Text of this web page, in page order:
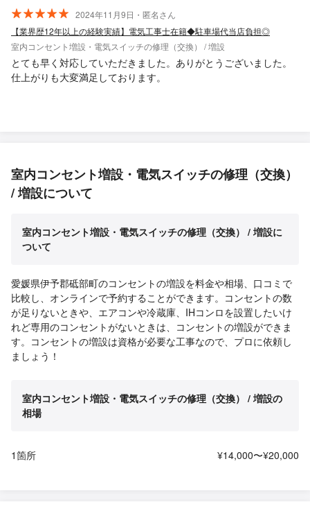
2024年11月9日・匿名さん
【業界歴12年以上の経験実績】電気工事士在籍◆駐車場代当店負担◎
室内コンセント増設・電気スイッチの修理（交換） / 増設
とても早く対応していただきました。ありがとうございました。
仕上がりも大変満足しております。
室内コンセント増設・電気スイッチの修理（交換）
/ 増設について
室内コンセント増設・電気スイッチの修理（交換） / 増設に
ついて
愛媛県伊予郡砥部町のコンセントの増設を料金や相場、口コミで
比較し、オンラインで予約することができます。コンセントの数
が足りないときや、エアコンや冷蔵庫、IHコンロを設置したいけ
れど専用のコンセントがないときは、コンセントの増設ができま
す。コンセントの増設は資格が必要な工事なので、プロに依頼し
ましょう！
室内コンセント増設・電気スイッチの修理（交換） / 増設の
相場
1箇所 ¥14,000〜¥20,000